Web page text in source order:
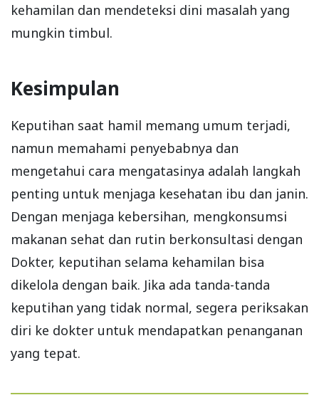
kehamilan dan mendeteksi dini masalah yang
mungkin timbul.
Kesimpulan
Keputihan saat hamil memang umum terjadi,
namun memahami penyebabnya dan
mengetahui cara mengatasinya adalah langkah
penting untuk menjaga kesehatan ibu dan janin.
Dengan menjaga kebersihan, mengkonsumsi
makanan sehat dan rutin berkonsultasi dengan
Dokter, keputihan selama kehamilan bisa
dikelola dengan baik. Jika ada tanda-tanda
keputihan yang tidak normal, segera periksakan
diri ke dokter untuk mendapatkan penanganan
yang tepat.